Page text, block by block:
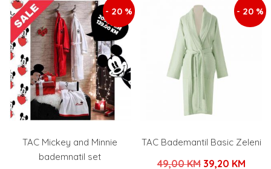
- 20 %
TAC Mickey and Minnie
bademnatil set
- 20 %
TAC Bademantil Basic Zeleni
49,00KM Izvorna
39,20 KM